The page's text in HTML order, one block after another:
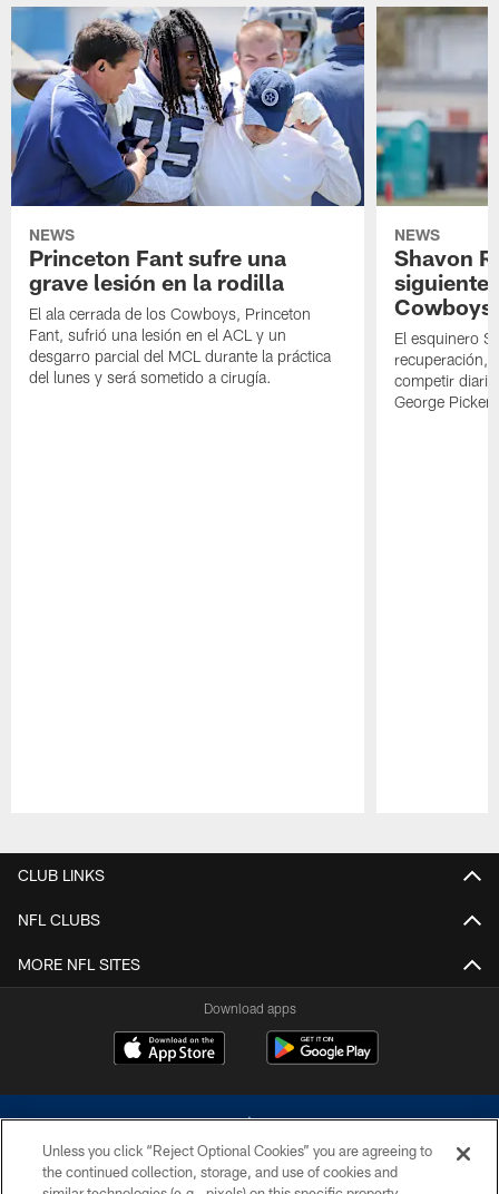
NEWS
Princeton Fant sufre una
grave lesión en la rodilla
El ala cerrada de los Cowboys, Princeton
Fant, sufrió una lesión en el ACL y un
desgarro parcial del MCL durante la práctica
del lunes y será sometido a cirugía.
NEWS
Shavon
siguiente
Cowboys
El esquinero
recuperación,
competir
George
CLUB LINKS
NFL CLUBS
MORE NFL SITES
Download apps
Unless you click “Reject Optional Cookies” you are agreeing to
the continued collection, storage, and use of cookies and